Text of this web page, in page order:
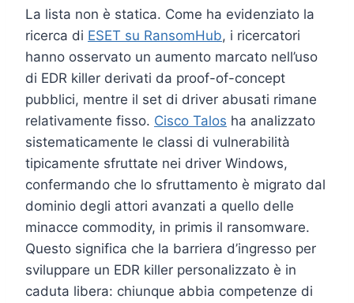
La lista non è statica. Come ha evidenziato la
ricerca di ESET su RansomHub, i ricercatori
hanno osservato un aumento marcato nell’uso
di EDR killer derivati da proof-of-concept
pubblici, mentre il set di driver abusati rimane
relativamente fisso. Cisco Talos ha analizzato
sistematicamente le classi di vulnerabilità
tipicamente sfruttate nei driver Windows,
confermando che lo sfruttamento è migrato dal
dominio degli attori avanzati a quello delle
minacce commodity, in primis il ransomware.
Questo significa che la barriera d’ingresso per
sviluppare un EDR killer personalizzato è in
caduta libera: chiunque abbia competenze di